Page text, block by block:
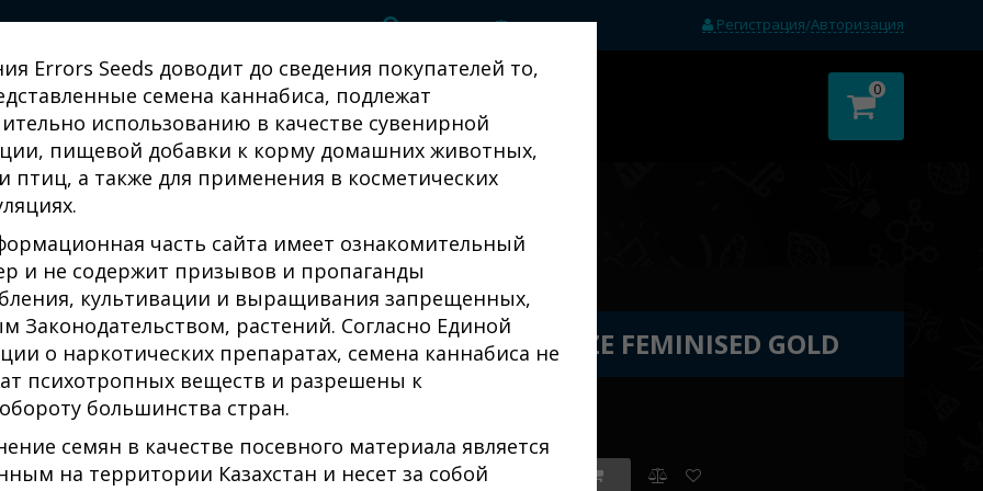
(0) Регистрация/Авторизация
0
Errors Seeds доводит до сведения покупателей то,
семена каннабиса, подлежат
использованию в качестве сувенирной
пищевой добавки к корму домашних животных,
птиц, а также для применения в косметических
часть сайта имеет ознакомительный
и не содержит призывов и пропаганды
культивации и выращивания запрещенных,
Законодательством, растений. Согласно Единой
о наркотических препаратах, семена каннабиса не
психотропных веществ и разрешены к
большинства стран.
семян в качестве посевного материала является
на территории Казахстан и несет за собой
конопли
СЕМЕНА СОРТА AMNESIA HAZE FEMINISED GOLD
₸1677.00 Нет в наличии